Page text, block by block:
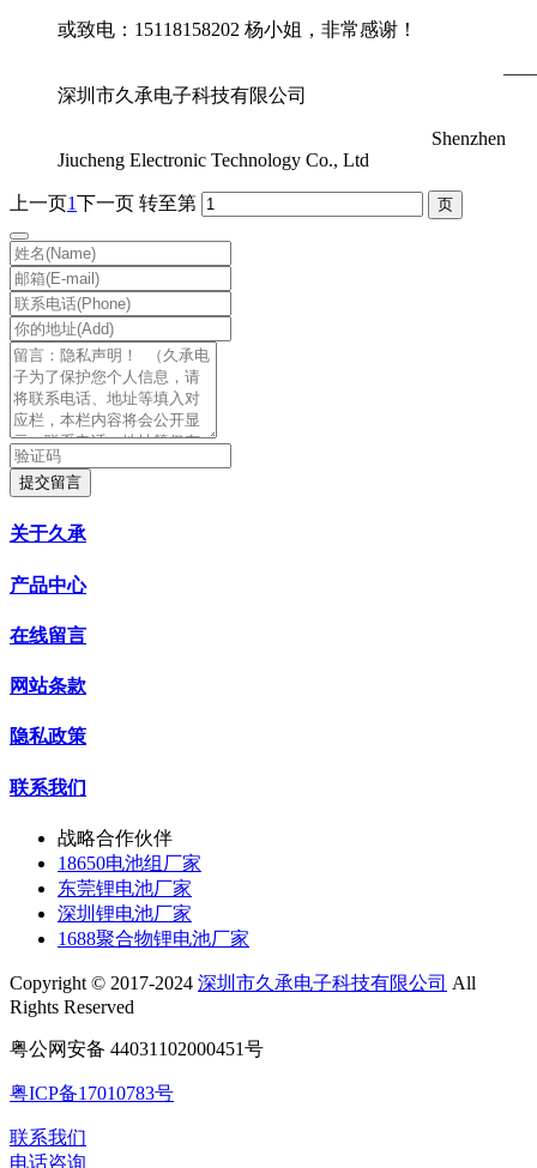
或致电：15118158202 杨小姐，非常感谢！
深圳市久承电子科技有限公司
Shenzhen
Jiucheng Electronic Technology Co., Ltd
上一页1下一页 转至第
提交留言
关于久承
产品中心
在线留言
网站条款
隐私政策
联系我们
战略合作伙伴
18650电池组厂家
东莞锂电池厂家
深圳锂电池厂家
1688聚合物锂电池厂家
Copyright © 2017-2024 深圳市久承电子科技有限公司 All
Rights Reserved
粤公网安备 44031102000451号
粤ICP备17010783号
联系我们
电话咨询